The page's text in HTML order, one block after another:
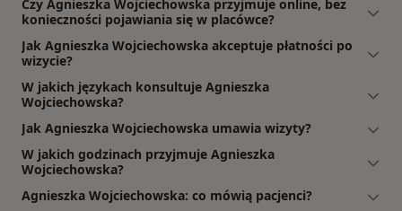
Czy Agnieszka Wojciechowska przyjmuje online, bez
konieczności pojawiania się w placówce?
Jak Agnieszka Wojciechowska akceptuje płatności po
wizycie?
W jakich językach konsultuje Agnieszka
Wojciechowska?
Jak Agnieszka Wojciechowska umawia wizyty?
W jakich godzinach przyjmuje Agnieszka
Wojciechowska?
Agnieszka Wojciechowska: co mówią pacjenci?